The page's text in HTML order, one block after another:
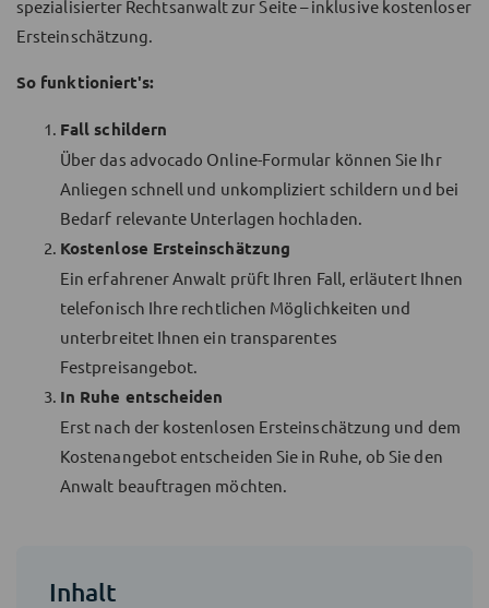
spezialisierter Rechtsanwalt zur Seite – inklusive kostenloser
Ersteinschätzung.
So funktioniert's:
Fall schildern
Über das advocado Online-Formular können Sie Ihr
Anliegen schnell und unkompliziert schildern und bei
Bedarf relevante Unterlagen hochladen.
Kostenlose Ersteinschätzung
Ein erfahrener Anwalt prüft Ihren Fall, erläutert Ihnen
telefonisch Ihre rechtlichen Möglichkeiten und
unterbreitet Ihnen ein transparentes
Festpreisangebot.
In Ruhe entscheiden
Erst nach der kostenlosen Ersteinschätzung und dem
Kostenangebot entscheiden Sie in Ruhe, ob Sie den
Anwalt beauftragen möchten.
Inhalt